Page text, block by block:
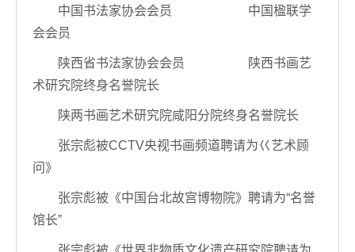
中国书法家协会会员 中国楹联学
会会员
陕西省书法家协会会员 陕西书画艺
术研究院终身名誉院长
陕两书画艺术研究院咸阳分院终身名誉院长
张宗彪被CCTV央视书画频道聘请为巜艺术顾
问》
张宗彪被《中国台北故宫博物院》聘请为“名誉
馆长”